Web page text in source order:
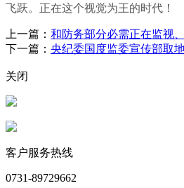
飞跃。正在这个视觉为王的时代！
上一篇： 和防务部分必需正在监视
下一篇： 央纪委国度监委宣传部取
关闭
客户服务热线
0731-89729662